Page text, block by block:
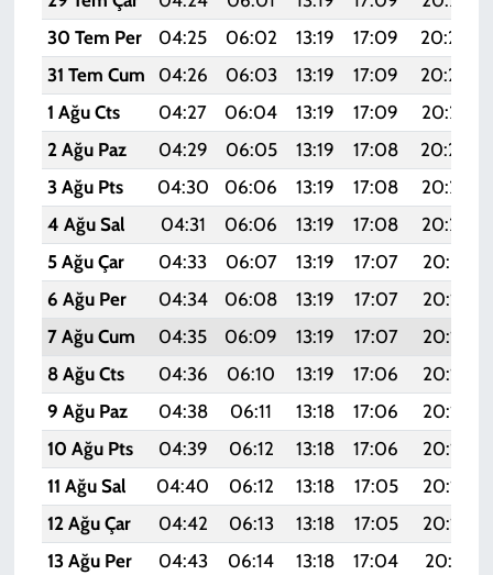
30 Tem Per
04:25 06:02 13:19 17:09 20:26
31 Tem Cum
04:26 06:03 13:19 17:09 20:26
1 Ağu Cts
04:27 06:04 13:19 17:09 20:25
2 Ağu Paz
04:29 06:05 13:19 17:08 20:24
3 Ağu Pts
04:30 06:06 13:19 17:08 20:23
4 Ağu Sal
04:31 06:06 13:19 17:08 20:22
5 Ağu Çar
04:33 06:07 13:19 17:07 20:21
6 Ağu Per
04:34 06:08 13:19 17:07 20:19
7 Ağu Cum
04:35 06:09 13:19 17:07 20:18
8 Ağu Cts
04:36 06:10 13:19 17:06 20:17
9 Ağu Paz
04:38 06:11 13:18 17:06 20:16
10 Ağu Pts
04:39 06:12 13:18 17:06 20:15
11 Ağu Sal
04:40 06:12 13:18 17:05 20:14
12 Ağu Çar
04:42 06:13 13:18 17:05 20:13
13 Ağu Per
04:43 06:14 13:18 17:04 20:11